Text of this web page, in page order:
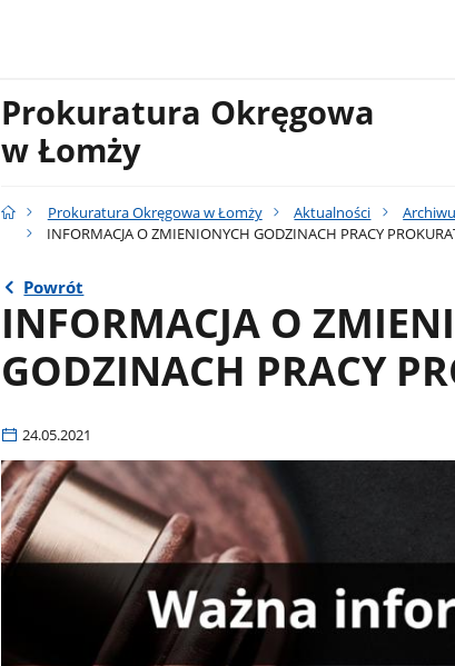
Prokuratura Okręgowa
w Łomży
Prokuratura Okręgowa w Łomży Aktualności
INFORMACJA O ZMIENIONYCH GODZINACH PRACY
Powrót
INFORMACJA O
GODZINACH PRACY
24.05.2021